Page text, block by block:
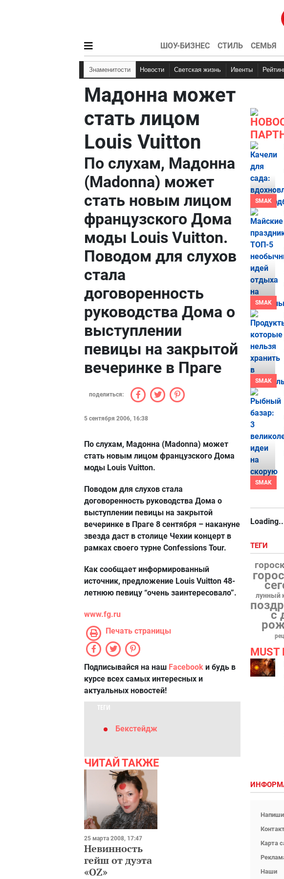
ШОУ-БИЗНЕС СТИЛЬ СЕМЬЯ
Знаменитости Новости Светская жизнь Ивенты
Мадонна может
стать лицом
Louis Vuitton
По слухам, Мадонна
(Madonna) может
стать новым лицом
французского Дома
моды Louis Vuitton.
Поводом для слухов
стала
договоренность
руководства Дома о
выступлении
певицы на закрытой
вечеринке в Праге
поделиться:
5 сентября 2006, 16:38
По слухам, Мадонна (Madonna) может
стать новым лицом французского Дома
моды Louis Vuitton.
Поводом для слухов стала
договоренность руководства Дома о
выступлении певицы на закрытой
вечеринке в Праге 8 сентября – накануне
звезда даст в столице Чехии концерт в
рамках своего турне Confessions Tour.
Как сообщает информированный
источник, предложение Louis Vuitton 48-
летнюю певицу “очень заинтересовало”.
www.fg.ru
Печать страницы
Подписывайся на наш Facebook и будь в
курсе всех самых интересных и
актуальных новостей!
ТЕГИ
Бекстейдж
ЧИТАЙ ТАКЖЕ
25 марта 2008, 17:47
Невинность
гейш от дуэта
«OZ»
SMAK
SMAK
SMAK
SMAK
ТЕГИ
лунный
с
MUST
Карта
Наши